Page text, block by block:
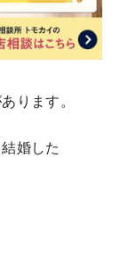
ります。
婚した